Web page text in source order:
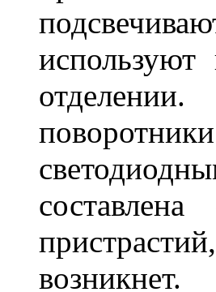
используют
возникнет.